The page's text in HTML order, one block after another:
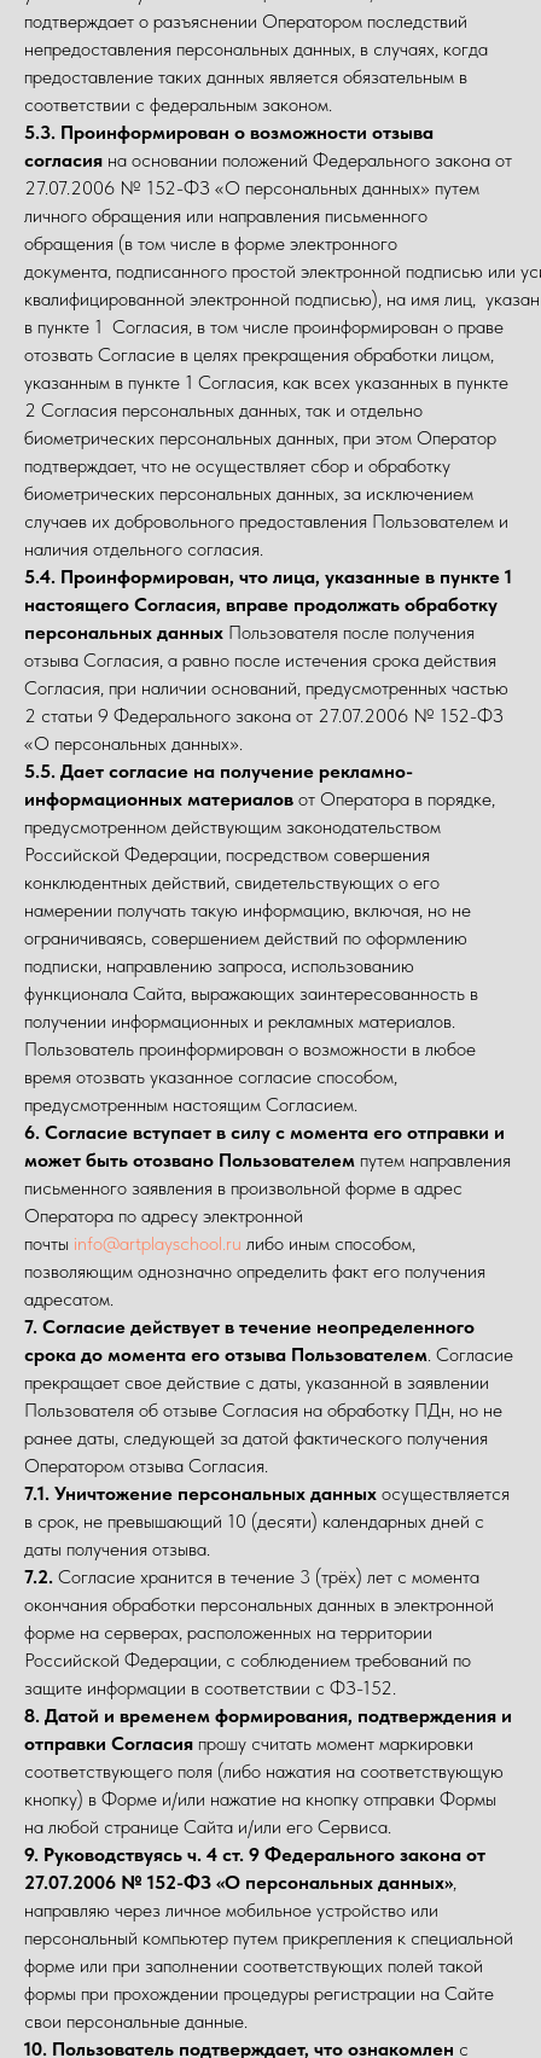
подтверждает о разъяснении Оператором последствий
непредоставления персональных данных, в случаях, когда
предоставление таких данных является обязательным в
соответствии с федеральным законом.
5.3. Проинформирован о возможности отзыва
согласия на основании положений Федерального закона от
27.07.2006 № 152-ФЗ «О персональных данных» путем
личного обращения или направления письменного
обращения (в том числе в форме электронного
документа, подписанного простой электронной подписью или
квалифицированной электронной подписью), на имя лиц,
в пункте 1 Согласия, в том числе проинформирован о праве
отозвать Согласие в целях прекращения обработки лицом,
указанным в пункте 1 Согласия, как всех указанных в пункте
2 Согласия персональных данных, так и отдельно
биометрических персональных данных, при этом Оператор
подтверждает, что не осуществляет сбор и обработку
биометрических персональных данных, за исключением
случаев их добровольного предоставления Пользователем и
наличия отдельного согласия.
5.4. Проинформирован, что лица, указанные в пункте 1
настоящего Согласия, вправе продолжать обработку
персональных данных Пользователя после получения
отзыва Согласия, а равно после истечения срока действия
Согласия, при наличии оснований, предусмотренных частью
2 статьи 9 Федерального закона от 27.07.2006 № 152-ФЗ
«О персональных данных».
5.5. Дает согласие на получение рекламно-
информационных материалов от Оператора в порядке,
предусмотренном действующим законодательством
Российской Федерации, посредством совершения
конклюдентных действий, свидетельствующих о его
намерении получать такую информацию, включая, но не
ограничиваясь, совершением действий по оформлению
подписки, направлению запроса, использованию
функционала Сайта, выражающих заинтересованность в
получении информационных и рекламных материалов.
Пользователь проинформирован о возможности в любое
время отозвать указанное согласие способом,
предусмотренным настоящим Согласием.
6. Согласие вступает в силу с момента его отправки и
может быть отозвано Пользователем путем направления
письменного заявления в произвольной форме в адрес
Оператора по адресу электронной
почты info@artplayschool.ru либо иным способом,
позволяющим однозначно определить факт его получения
адресатом.
7. Согласие действует в течение неопределенного
срока до момента его отзыва Пользователем. Согласие
прекращает свое действие с даты, указанной в заявлении
Пользователя об отзыве Согласия на обработку ПДн, но не
ранее даты, следующей за датой фактического получения
Оператором отзыва Согласия.
7.1. Уничтожение персональных данных осуществляется
в срок, не превышающий 10 (десяти) календарных дней с
даты получения отзыва.
7.2. Согласие хранится в течение 3 (трёх) лет с момента
окончания обработки персональных данных в электронной
форме на серверах, расположенных на территории
Российской Федерации, с соблюдением требований по
защите информации в соответствии с ФЗ-152.
8. Датой и временем формирования, подтверждения и
отправки Согласия прошу считать момент маркировки
соответствующего поля (либо нажатия на соответствующую
кнопку) в Форме и/или нажатие на кнопку отправки Формы
на любой странице Сайта и/или его Сервиса.
9. Руководствуясь ч. 4 ст. 9 Федерального закона от
27.07.2006 № 152-ФЗ «О персональных данных»,
направляю через личное мобильное устройство или
персональный компьютер путем прикрепления к специальной
форме или при заполнении соответствующих полей такой
формы при прохождении процедуры регистрации на Сайте
свои персональные данные.
10. Пользователь подтверждает, что ознакомлен с